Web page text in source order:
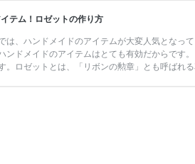
テム！ロゼットの作り方
は、ハンドメイドのアイテムが大変人気となっ
ンドメイドのアイテムはとても有効だからです
。ロゼットとは、「リボンの勲章」とも呼ばれ